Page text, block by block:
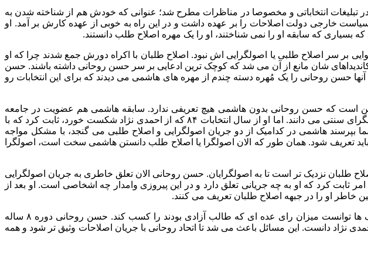
انتخاباتی و مخصوصا در مناظرات مطرح شد؛ عنوانی که خودش هم از شناخته شدن به
خارجی دولت اصلاحات را بر عهده داشت و در این راه به خوبی از عهده کارش بر آمد. او
که سابقه او را نمی شناختند، او را یک مهره اصلاح طلب دانستند.
بر سر اصلاح طلبی یا اصولگرایی اش نبود. اصلاح طلبان با اکراه دورش جمع شدند چرا که او
کاندیداهای شان مانع از آن می شد که کوچک ترین ادعایی بر سر حسن روحانی داشته باشند. حسن
حسن روحانی را یک مُهره دسته چندم از مهره های هاشمی می دیدند که برای این انتخابات رو
است که حسن روحانی بدون هاشمی هیچ تعریفی ندارد. سابقه هاشمی هم عضویت در جامعه
روحانیت مبارز تهران است که یک تشکیلات اصولگرا است و به همین خاطر بسیاری هاشمی را حتی الان، اصولگرای سنتی می دانند. اما او از سال انتخابات ۸۴ که از احمدی نژاد شکست خورد، ثابت کرد که با
بپرسند هاشمی در کدامیک از دو جریان اصولگرایی و اصلاح طلبی می گنجد، با مشکل مواجه
تعریف شود. همان طور که الان اصولگرا یا اصلاح طلب دانستن هاشمی سخت است، اصولگرا
طلبان نزدیک تر است تا به اصولگرایان. حسن روحانی الان تعلق خاطری به جریان اصولگرایی
ثابت کرد که او به چه جریانی تعلق دارد و در این پیروزی وامدار چه اشخاصی است. او بعد از
خاطر او را در جبهه اصلاح طلبان تعریف می کنند.
روحانی بعضی از شعارهای خاتمی مثل آزادی را به صراحت در سفرهای انتخابی اش مطرح کرد و با این حرف ها توانست میزان رای عده ای که طالب آزادی بودند را کسب کند. حسن روحانی دوره ۸ ساله
نژاد دانست. این مسائل باعث می شد تا اتحاد روحانی با جریان اصلاحات وثیق تر شود و همه